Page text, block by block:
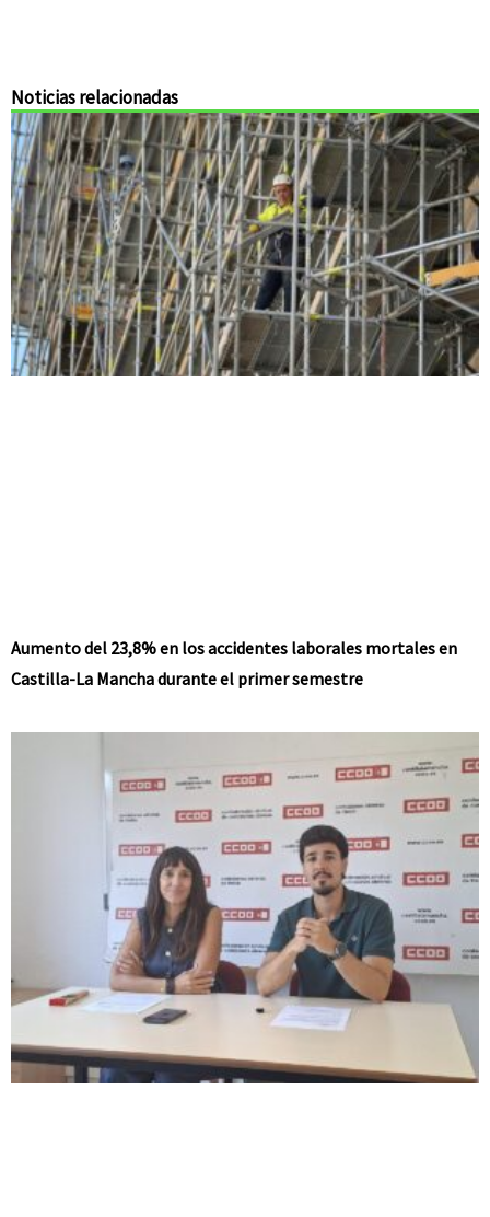
Noticias relacionadas
Aumento del 23,8% en los accidentes laborales mortales en
Castilla-La Mancha durante el primer semestre